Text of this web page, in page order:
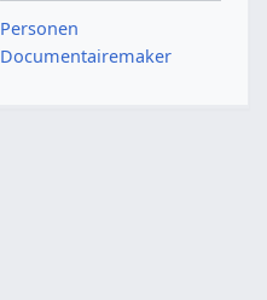
Personen
Documentairemaker